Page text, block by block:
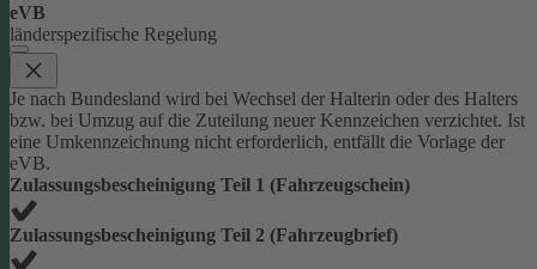
eVB
länderspezifische Regelung
Je nach Bundesland wird bei Wechsel der Halterin oder des Halters
bzw. bei Umzug auf die Zuteilung neuer Kennzeichen verzichtet. Ist
eine Umkennzeichnung nicht erforderlich, entfällt die Vorlage der
eVB.
Zulassungsbescheinigung Teil 1 (Fahrzeugschein)
Zulassungsbescheinigung Teil 2 (Fahrzeugbrief)